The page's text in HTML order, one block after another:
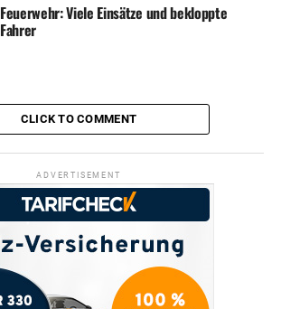
Feuerwehr: Viele Einsätze und bekloppte
Fahrer
CLICK TO COMMENT
ADVERTISEMENT